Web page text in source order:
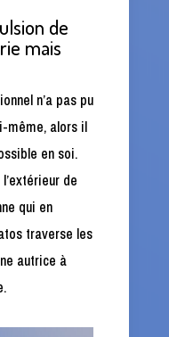
de
mais
n’a pas pu
même, alors il
en soi.
de
qui en
traverse les
autrice à